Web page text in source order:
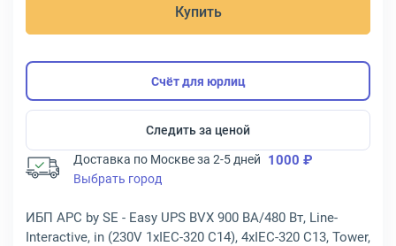
Купить
Счёт для юрлиц
Следить за ценой
Доставка по Москве за 2-5 дней 1000 ₽
Выбрать город
ИБП APC by SE - Easy UPS BVX 900 ВА/480 Вт, Line-
Interactive, in (230V 1xIEC-320 C14), 4xIEC-320 C13, Tower,